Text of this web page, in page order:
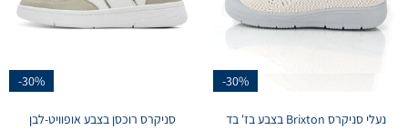
-30%
נעלי סניקרס Brixton בצבע בז' בד
-30%
סניקרס רוכסן בצבע אופוויט-לבן